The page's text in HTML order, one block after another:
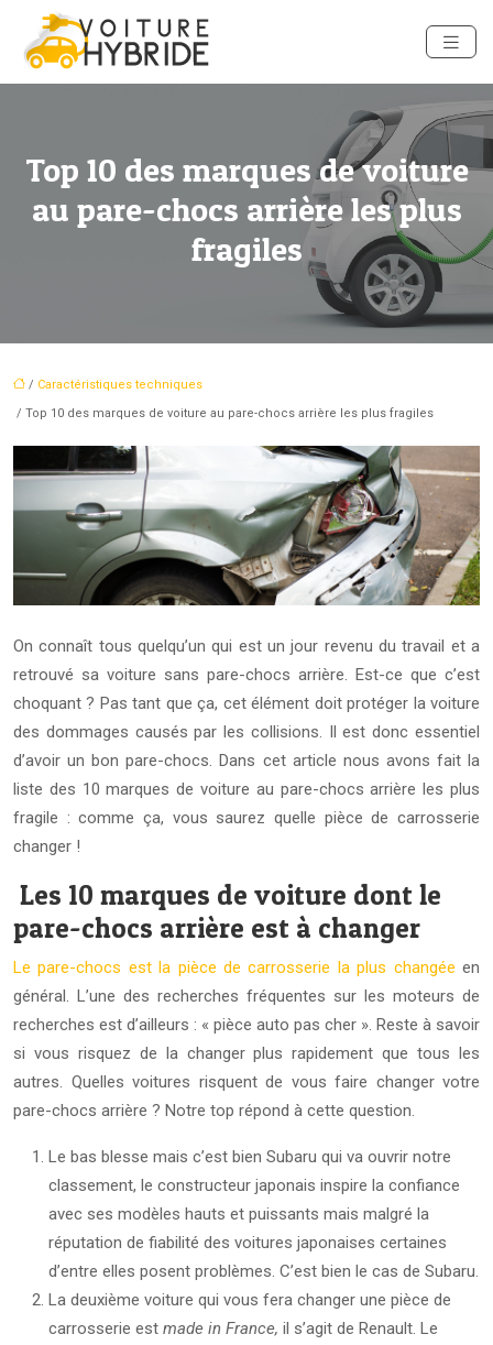
Top 10 des marques de voiture
au pare-chocs arrière les plus
fragiles
/ Caractéristiques techniques
/ Top 10 des marques de voiture au pare-chocs arrière les plus fragiles
On connaît tous quelqu’un qui est un jour revenu du travail et a
retrouvé sa voiture sans pare-chocs arrière. Est-ce que c’est
choquant ? Pas tant que ça, cet élément doit protéger la voiture
des dommages causés par les collisions. Il est donc essentiel
d’avoir un bon pare-chocs. Dans cet article nous avons fait la
liste des 10 marques de voiture au pare-chocs arrière les plus
fragile : comme ça, vous saurez quelle pièce de carrosserie
changer !
Les 10 marques de voiture dont le
pare-chocs arrière est à changer
Le pare-chocs est la pièce de carrosserie la plus changée en
général. L’une des recherches fréquentes sur les moteurs de
recherches est d’ailleurs : « pièce auto pas cher ». Reste à savoir
si vous risquez de la changer plus rapidement que tous les
autres. Quelles voitures risquent de vous faire changer votre
pare-chocs arrière ? Notre top répond à cette question.
Le bas blesse mais c’est bien Subaru qui va ouvrir notre
classement, le constructeur japonais inspire la confiance
avec ses modèles hauts et puissants mais malgré la
réputation de fiabilité des voitures japonaises certaines
d’entre elles posent problèmes. C’est bien le cas de Subaru.
La deuxième voiture qui vous fera changer une pièce de
carrosserie est made in France, il s’agit de Renault. Le